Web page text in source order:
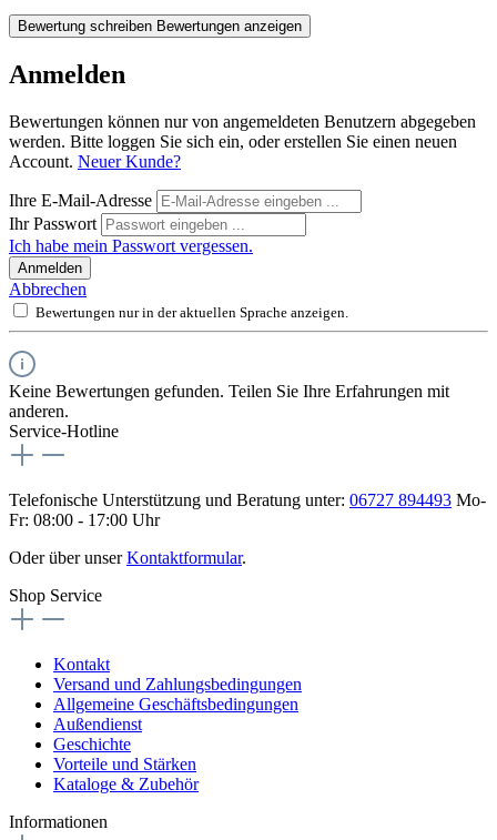
Bewertung schreiben Bewertungen anzeigen
Anmelden
Bewertungen können nur von angemeldeten Benutzern abgegeben
werden. Bitte loggen Sie sich ein, oder erstellen Sie einen neuen
Account. Neuer Kunde?
Ihre E-Mail-Adresse
Ihr Passwort
Ich habe mein Passwort vergessen.
Anmelden
Abbrechen
Bewertungen nur in der aktuellen Sprache anzeigen.
Keine Bewertungen gefunden. Teilen Sie Ihre Erfahrungen mit
anderen.
Service-Hotline
Telefonische Unterstützung und Beratung unter: 06727 894493 Mo-
Fr: 08:00 - 17:00 Uhr
Oder über unserKontaktformular.
Shop Service
Kontakt
Versand und Zahlungsbedingungen
Allgemeine Geschäftsbedingungen
Außendienst
Geschichte
Vorteile und Stärken
Kataloge & Zubehör
Informationen